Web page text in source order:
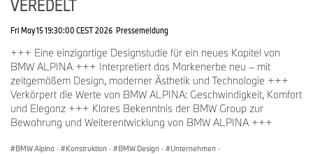
VEREDELT
Fri May 15 19:30:00 CEST 2026 Pressemeldung
+++ Eine einzigartige Designstudie für ein neues Kapitel von
BMW ALPINA +++ Interpretiert das Markenerbe neu – mit
zeitgemäßem Design, moderner Ästhetik und Technologie +++
Verkörpert die Werte von BMW ALPINA: Geschwindigkeit, Komfort
und Eleganz +++ Klares Bekenntnis der BMW Group zur
Bewahrung und Weiterentwicklung von BMW ALPINA +++
BMW Alpina · Konstruktion · BMW Design · Unternehmen ·